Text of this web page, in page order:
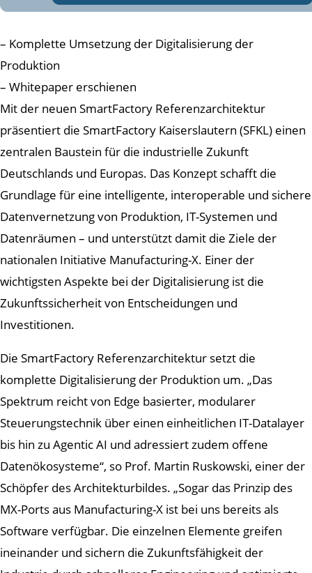
– Komplette Umsetzung der Digitalisierung der
Produktion
– Whitepaper erschienen
Mit der neuen SmartFactory Referenzarchitektur
präsentiert die SmartFactory Kaiserslautern (SFKL) einen
zentralen Baustein für die industrielle Zukunft
Deutschlands und Europas. Das Konzept schafft die
Grundlage für eine intelligente, interoperable und sichere
Datenvernetzung von Produktion, IT-Systemen und
Datenräumen – und unterstützt damit die Ziele der
nationalen Initiative Manufacturing-X. Einer der
wichtigsten Aspekte bei der Digitalisierung ist die
Zukunftssicherheit von Entscheidungen und
Investitionen.
Die SmartFactory Referenzarchitektur setzt die
komplette Digitalisierung der Produktion um. „Das
Spektrum reicht von Edge basierter, modularer
Steuerungstechnik über einen einheitlichen IT-Datalayer
bis hin zu Agentic AI und adressiert zudem offene
Datenökosysteme“, so Prof. Martin Ruskowski, einer der
Schöpfer des Architekturbildes. „Sogar das Prinzip des
MX-Ports aus Manufacturing-X ist bei uns bereits als
Software verfügbar. Die einzelnen Elemente greifen
ineinander und sichern die Zukunftsfähigkeit der